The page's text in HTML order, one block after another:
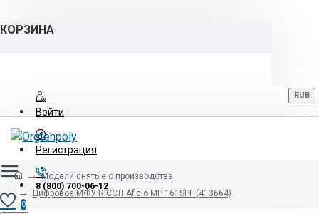
КОРЗИНА
Войти
Регистрация
8 (800) 700-06-12
RUB
0
Модели снятые с производства
Цифровое МФУ RICOH Aficio MP 161SPF (413664)